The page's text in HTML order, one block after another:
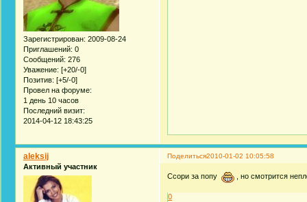
Зарегистрирован: 2009-08-24
Приглашений: 0
Сообщений: 276
Уважение: [+20/-0]
Позитив: [+5/-0]
Провел на форуме:
1 день 10 часов
Последний визит:
2014-04-12 18:43:25
Поделиться2010-01-02 10:05:58
aleksij
Активный участник
Ссори за попу , но смотрится
0